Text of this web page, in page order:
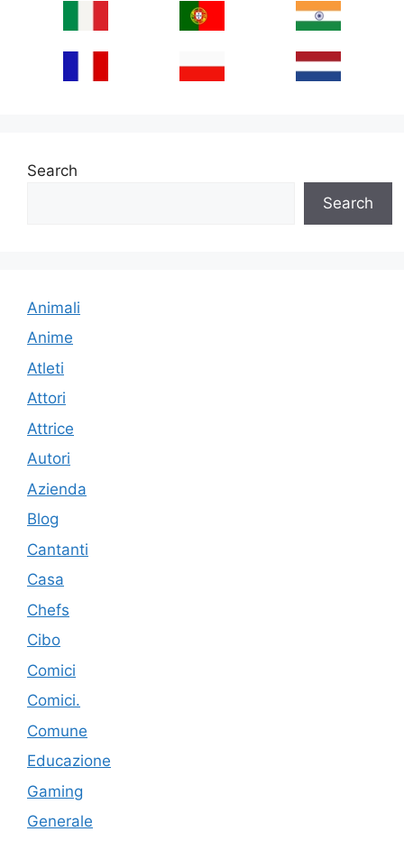
Search
Search
Animali
Anime
Atleti
Attori
Attrice
Autori
Azienda
Blog
Cantanti
Casa
Chefs
Cibo
Comici
Comici.
Comune
Educazione
Gaming
Generale